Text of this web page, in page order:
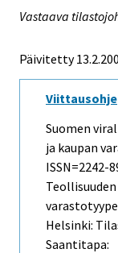
Vastaava
Päivitetty
Viittausohje
Suomen
ja kaupan
ISSN=2242-
Helsinki:
Saantitapa: